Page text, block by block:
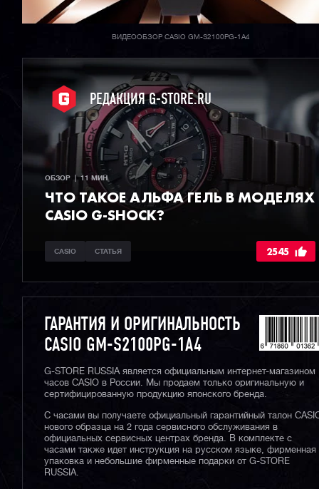
ВИДЕООБЗОР CASIO GM-S2100PG-1A4
РЕДАКЦИЯ G-STORE.RU
ОБЗОР  |  11 МИН
ЧТО ТАКОЕ АЛЬФА ГЕЛЬ В МОДЕЛЯХ
CASIO G-SHOCK?
CASIO СТАТЬЯ 2545
ГАРАНТИЯ И ОРИГИНАЛЬНОСТЬ
CASIO GM-S2100PG-1A4
G-STORE RUSSIA является официальным интернет-магазином
часов CASIO в России. Мы продаем только оригинальную и
сертифицированную продукцию японского бренда.
С часами вы получаете официальный гарантийный талон
нового образца на 2 года сервисного обслуживания в
официальных сервисных центрах бренда. В комплекте с
часами также идет инструкция на русском языке, фирменная
упаковка и небольшие фирменные подарки от G-STORE
RUSSIA.